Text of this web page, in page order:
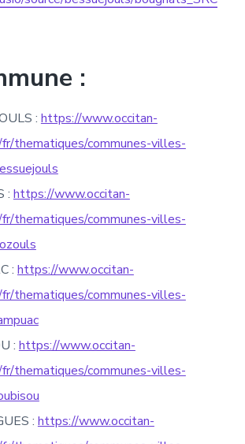
:
: https://www.occitan-
fr/thematiques/communes-villes-
: https://www.occitan-
fr/thematiques/communes-villes-
: https://www.occitan-
fr/thematiques/communes-villes-
: https://www.occitan-
fr/thematiques/communes-villes-
: https://www.occitan-